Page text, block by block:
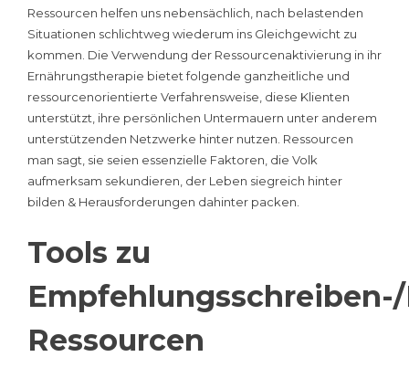
Ressourcen helfen uns nebensächlich, nach belastenden
Situationen schlichtweg wiederum ins Gleichgewicht zu
kommen. Die Verwendung der Ressourcenaktivierung in ihr
Ernährungstherapie bietet folgende ganzheitliche und
ressourcenorientierte Verfahrensweise, diese Klienten
unterstützt, ihre persönlichen Untermauern unter anderem
unterstützenden Netzwerke hinter nutzen. Ressourcen
man sagt, sie seien essenzielle Faktoren, die Volk
aufmerksam sekundieren, der Leben siegreich hinter
bilden & Herausforderungen dahinter packen.
Tools zu
Ressourcen